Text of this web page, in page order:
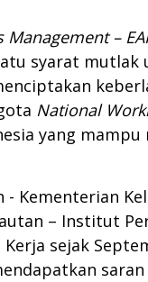
–
syarat mutlak
National
yang mampu
- Kementerian
– Institut
sejak
saran